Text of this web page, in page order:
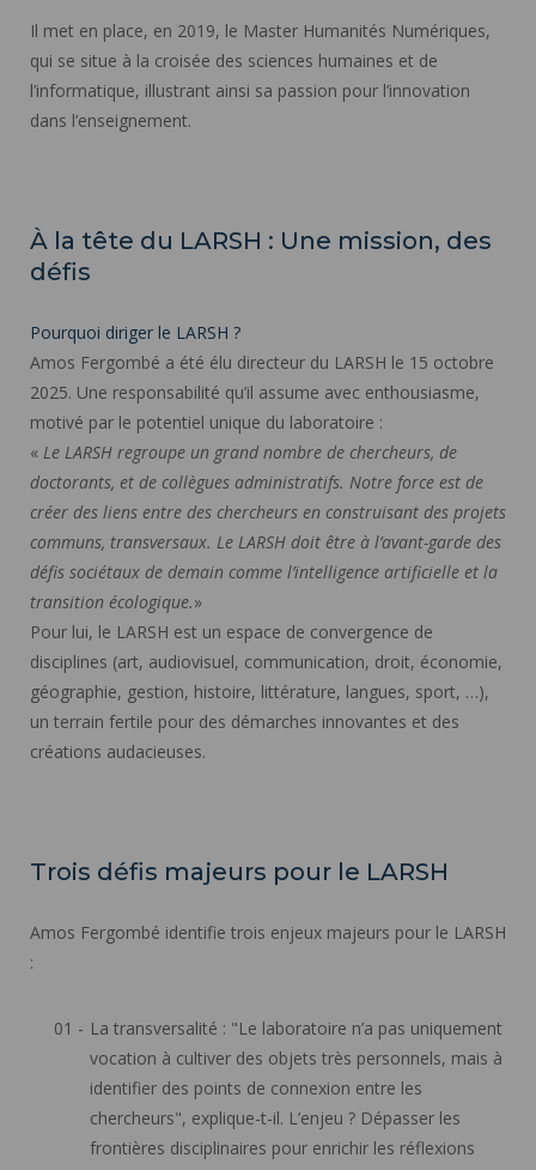
Il met en place, en 2019, le Master Humanités Numériques,
qui se situe à la croisée des sciences humaines et de
l’informatique, illustrant ainsi sa passion pour l’innovation
dans l’enseignement.
À la tête du LARSH : Une mission, des
défis
Pourquoi diriger le LARSH ?
Amos Fergombé a été élu directeur du LARSH le 15 octobre
2025. Une responsabilité qu’il assume avec enthousiasme,
motivé par le potentiel unique du laboratoire :
« Le LARSH regroupe un grand nombre de chercheurs, de
doctorants, et de collègues administratifs. Notre force est de
créer des liens entre des chercheurs en construisant des projets
communs, transversaux. Le LARSH doit être à l’avant-garde des
défis sociétaux de demain comme l’intelligence artificielle et la
transition écologique.»
Pour lui, le LARSH est un espace de convergence de
disciplines (art, audiovisuel, communication, droit, économie,
géographie, gestion, histoire, littérature, langues, sport, …),
un terrain fertile pour des démarches innovantes et des
créations audacieuses.
Trois défis majeurs pour le LARSH
Amos Fergombé identifie trois enjeux majeurs pour le LARSH
:
La transversalité : "Le laboratoire n’a pas uniquement
vocation à cultiver des objets très personnels, mais à
identifier des points de connexion entre les
chercheurs", explique-t-il. L’enjeu ? Dépasser les
frontières disciplinaires pour enrichir les réflexions